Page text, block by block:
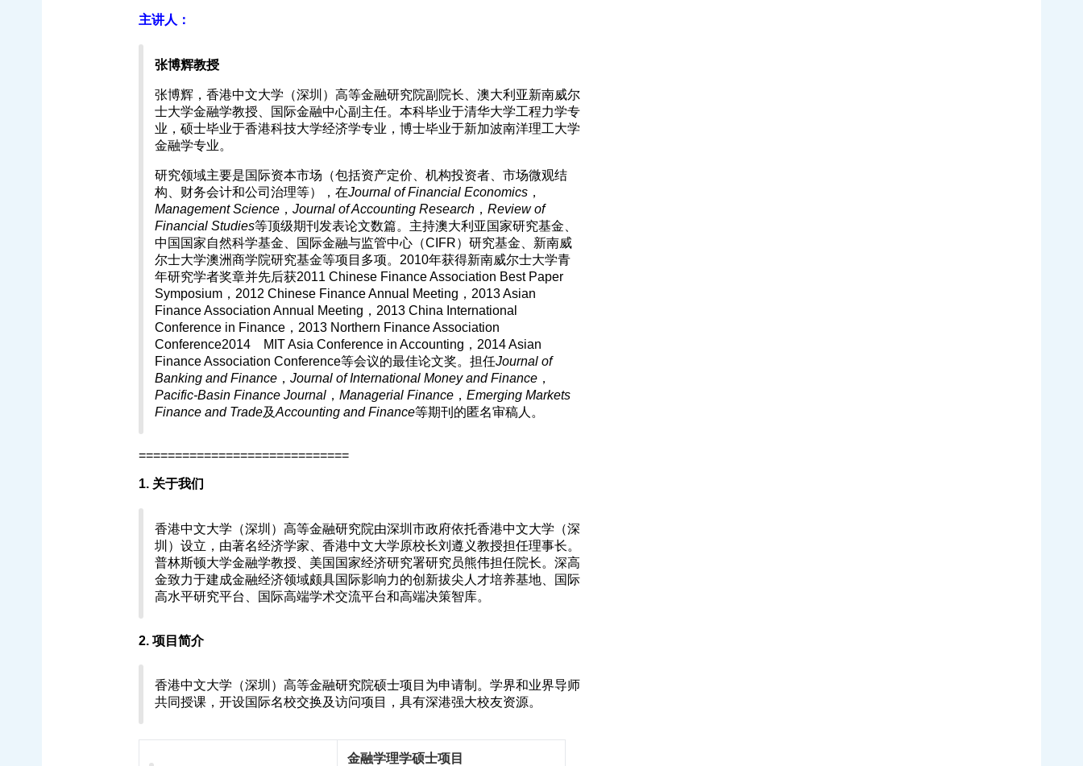
主讲人：
张博辉教授
张博辉，香港中文大学（深圳）高等金融研究院副院长、澳大利亚新南威尔
士大学金融学教授、国际金融中心副主任。本科毕业于清华大学工程力学专
业，硕士毕业于香港科技大学经济学专业，博士毕业于新加波南洋理工大学
金融学专业。
研究领域主要是国际资本市场（包括资产定价、机构投资者、市场微观结
构、财务会计和公司治理等），在Journal of Financial Economics ，
Management Science ， Journal of Accounting Research ， Review of
Financial Studies等顶级期刊发表论文数篇。主持澳大利亚国家研究基金、
中国国家自然科学基金、国际金融与监管中心（CIFR）研究基金、新南威
尔士大学澳洲商学院研究基金等项目多项。2010年获得新南威尔士大学青
年研究学者奖章并先后获2011 Chinese Finance Association Best Paper
Symposium，2012 Chinese Finance Annual Meeting，2013 Asian
Finance Association Annual Meeting，2013 China International
Conference in Finance，2013 Northern Finance Association
Conference2014 MIT Asia Conference in Accounting，2014 Asian
Finance Association Conference等会议的最佳论文奖。担任Journal of
Banking and Finance ， Journal of International Money and Finance ，
Pacific-Basin Finance Journal ， Managerial Finance ， Emerging Markets
Finance and Trade及Accounting and Finance等期刊的匿名审稿人。
=============================
1. 关于我们
香港中文大学（深圳）高等金融研究院由深圳市政府依托香港中文大学（深
圳）设立，由著名经济学家、香港中文大学原校长刘遵义教授担任理事长。
普林斯顿大学金融学教授、美国国家经济研究署研究员熊伟担任院长。深高
金致力于建成金融经济领域颇具国际影响力的创新拔尖人才培养基地、国际
高水平研究平台、国际高端学术交流平台和高端决策智库。
2. 项目简介
香港中文大学（深圳）高等金融研究院硕士项目为申请制。学界和业界导师
共同授课，开设国际名校交换及访问项目，具有深港强大校友资源。
金融学理学硕士项目